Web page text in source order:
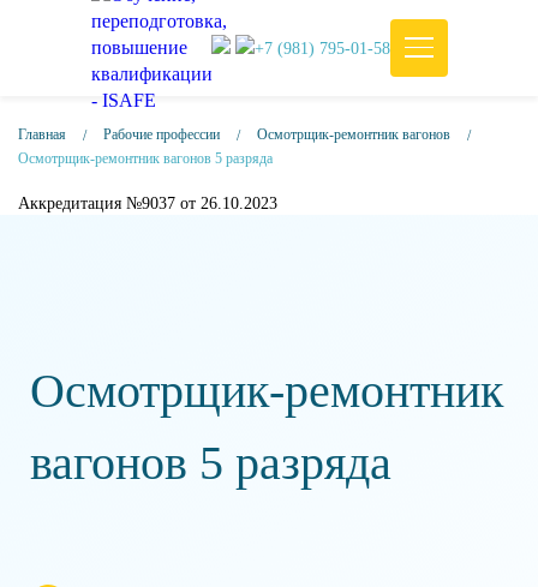
+7 (981) 795-01-58
Главная Рабочие профессии
Осмотрщик-ремонтник вагонов
Осмотрщик-ремонтник вагонов 5 разряда
Аккредитация №9037 от 26.10.2023
Осмотрщик-ремонтник
вагонов 5 разряда